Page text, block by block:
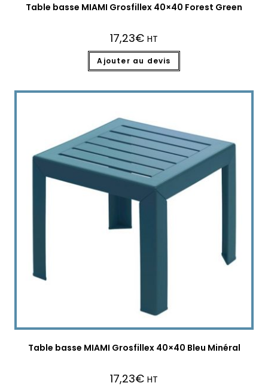
Table basse MIAMI Grosfillex 40×40 Forest Green
17,23€ HT
Ajouter au devis
Table basse MIAMI Grosfillex 40×40 Bleu Minéral
17,23€ HT